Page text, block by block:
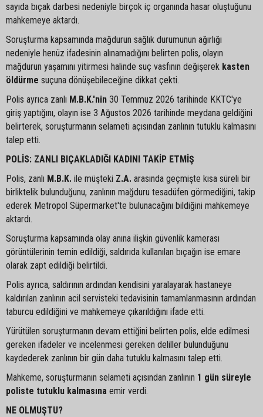
sayıda bıçak darbesi nedeniyle birçok iç organında hasar oluştuğunu
mahkemeye aktardı.
Soruşturma kapsamında mağdurun sağlık durumunun ağırlığı
nedeniyle henüz ifadesinin alınamadığını belirten polis, olayın
mağdurun yaşamını yitirmesi halinde suç vasfının değişerek kasten
öldürme suçuna dönüşebileceğine dikkat çekti.
Polis ayrıca zanlı M.B.K.'nin 30 Temmuz 2026 tarihinde KKTC'ye
giriş yaptığını, olayın ise 3 Ağustos 2026 tarihinde meydana geldiğini
belirterek, soruşturmanın selameti açısından zanlının tutuklu kalmasını
talep etti.
POLİS: ZANLI BIÇAKLADIĞI KADINI TAKİP ETMİŞ
Polis, zanlı M.B.K. ile müşteki Z.A. arasında geçmişte kısa süreli bir
birliktelik bulunduğunu, zanlının mağduru tesadüfen görmediğini, takip
ederek Metropol Süpermarket'te bulunacağını bildiğini mahkemeye
aktardı.
Soruşturma kapsamında olay anına ilişkin güvenlik kamerası
görüntülerinin temin edildiği, saldırıda kullanılan bıçağın ise emare
olarak zapt edildiği belirtildi.
Polis ayrıca, saldırının ardından kendisini yaralayarak hastaneye
kaldırılan zanlının acil servisteki tedavisinin tamamlanmasının ardından
taburcu edildiğini ve mahkemeye çıkarıldığını ifade etti.
Yürütülen soruşturmanın devam ettiğini belirten polis, elde edilmesi
gereken ifadeler ve incelenmesi gereken deliller bulunduğunu
kaydederek zanlının bir gün daha tutuklu kalmasını talep etti.
Mahkeme, soruşturmanın selameti açısından zanlının 1 gün süreyle
poliste tutuklu kalmasına emir verdi.
NE OLMUŞTU?